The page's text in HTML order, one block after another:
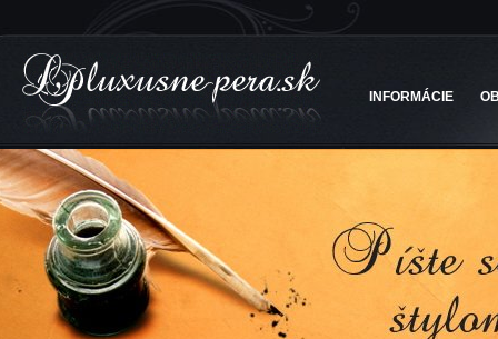
INFORMÁCIE